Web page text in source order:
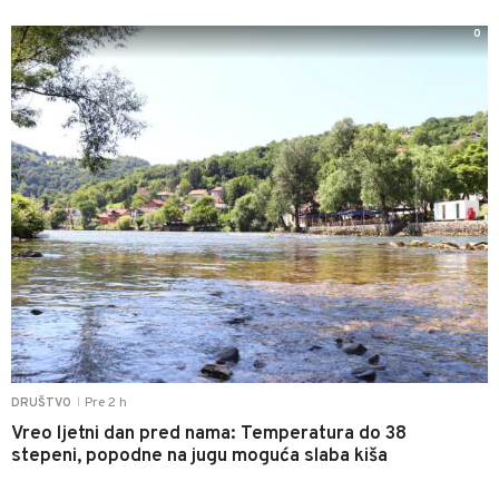
DRUŠTVO Pre 2 h
Vreo ljetni dan pred nama: Temperatura do 38
stepeni, popodne na jugu moguća slaba kiša
0